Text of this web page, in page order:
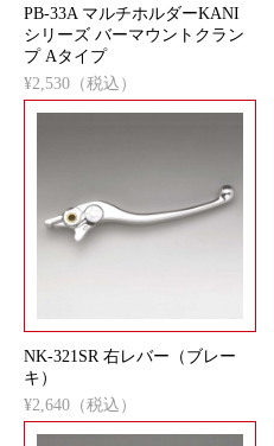
PB-33A マルチホルダーKANI
シリーズ バーマウントクラン
プ Aタイプ
¥2,530（税込）
NK-321SR 右レバー（ブレー
キ）
¥2,640（税込）